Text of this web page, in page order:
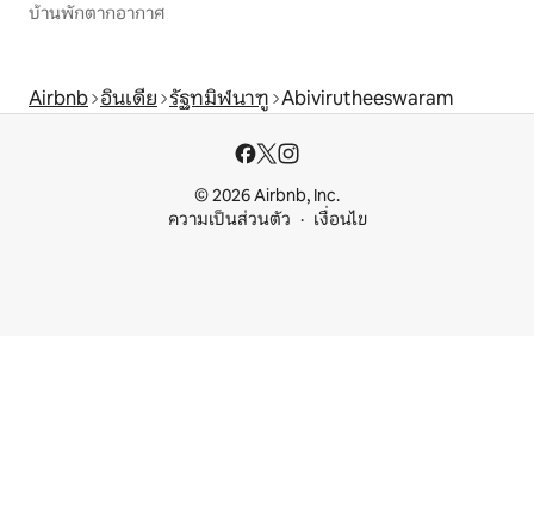
บ้านพักตากอากาศ
Airbnb อินเดีย รัฐทมิฬนาฑู Abivirutheeswaram
© 2026 Airbnb, Inc.
ความเป็นส่วนตัว
เงื่อนไข